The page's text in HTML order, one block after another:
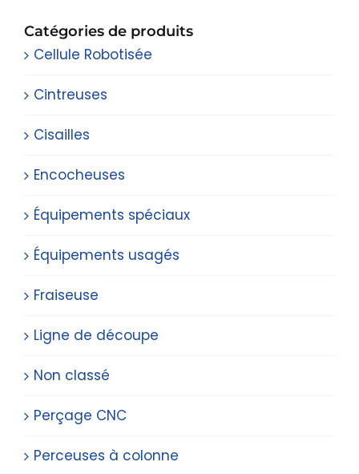
Catégories de produits
Cellule Robotisée
Cintreuses
Cisailles
Encocheuses
Équipements spéciaux
Équipements usagés
Fraiseuse
Ligne de découpe
Non classé
Perçage CNC
Perceuses à colonne